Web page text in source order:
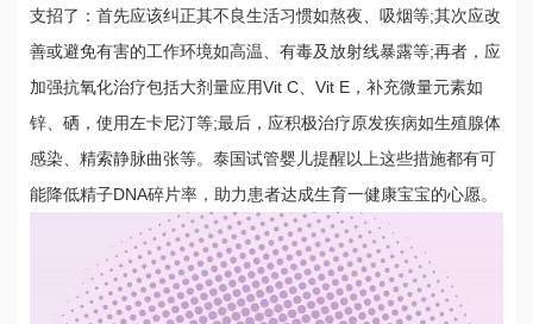
支招了：首先应该纠正其不良生活习惯如熬夜、吸烟等;其次应改
善或避免有害的工作环境如高温、有毒及放射线暴露等;再者，应
加强抗氧化治疗包括大剂量应用Vit C、Vit E，补充微量元素如
锌、硒，使用左卡尼汀等;最后，应积极治疗原发疾病如生殖腺体
感染、精索静脉曲张等。泰国试管婴儿提醒以上这些措施都有可
能降低精子DNA碎片率，助力患者达成生育一健康宝宝的心愿。